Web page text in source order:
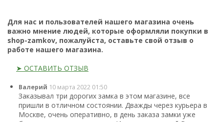
Для нас и пользователей нашего магазина очень
важно мнение людей, которые оформляли покупки в
shop-zamkov, пожалуйста, оставьте свой отзыв о
работе нашего магазина.
➤ ОСТАВИТЬ ОТЗЫВ
Валерий 10 марта 2022 01:50
Заказывал три дорогих замка в этом магазине, все
пришли в отличном состоянии. Дважды через курьера в
Москве, очень оперативно, в день заказа замки уже